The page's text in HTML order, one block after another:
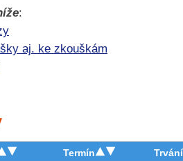
:
aj. ke zkouškám
Termín Trvání